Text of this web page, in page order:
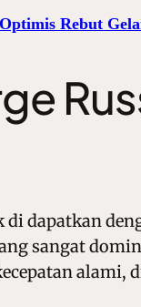
Rebut
di dapatkan
sangat
alami,